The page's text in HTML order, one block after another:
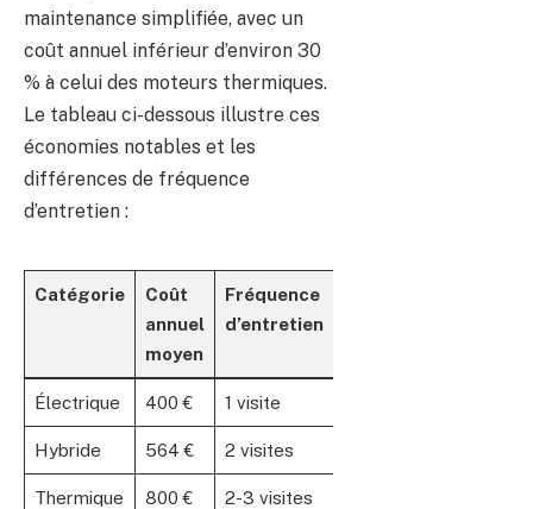
maintenance simplifiée, avec un
coût annuel inférieur d’environ 30
% à celui des moteurs thermiques.
Le tableau ci-dessous illustre ces
économies notables et les
différences de fréquence
d’entretien :
Catégorie
Coût
annuel
moyen
Fréquence
d’entretien
Électrique 400 € 1 visite
Hybride 564 € 2 visites
Thermique
800 € 2-3 visites